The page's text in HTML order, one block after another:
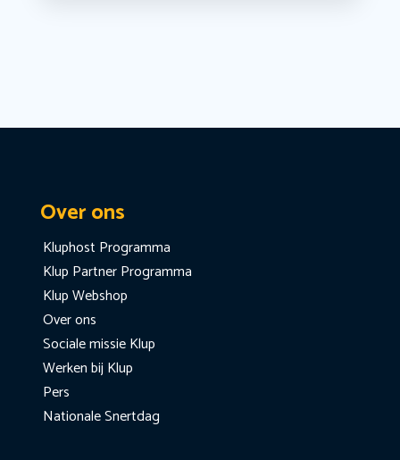
Over ons
Kluphost Programma
Klup Partner Programma
Klup Webshop
Over ons
Sociale missie Klup
Werken bij Klup
Pers
Nationale Snertdag